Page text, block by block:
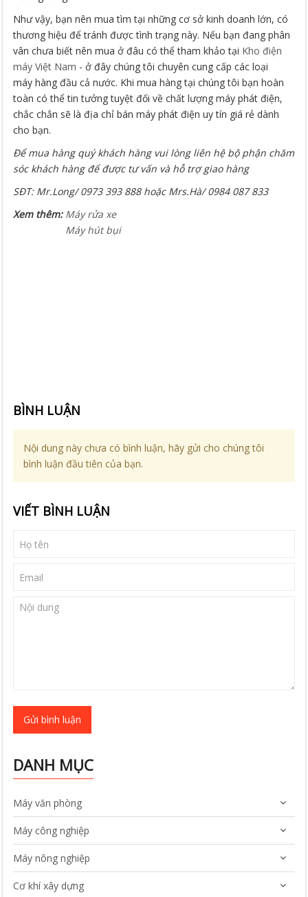
Như vậy, bạn nên mua tìm tại những cơ sở kinh doanh lớn, có
thương hiệu để tránh được tình trạng này. Nếu bạn đang phân
vân chưa biết nên mua ở đâu có thể tham khảo tại Kho điện
máy Việt Nam - ở đây chúng tôi chuyên cung cấp các loại
máy hàng đầu cả nước. Khi mua hàng tại chúng tôi bạn hoàn
toàn có thể tin tưởng tuyệt đối về chất lượng máy phát điện,
chắc chắn sẽ là địa chỉ bán máy phát điện uy tín giá rẻ dành
cho bạn.
Để mua hàng quý khách hàng vui lòng liên hệ bộ phận chăm
sóc khách hàng để được tư vấn và hỗ trợ giao hàng
SĐT: Mr.Long/ 0973 393 888 hoặc Mrs.Hà/ 0984 087 833
Xem thêm: Máy rửa xe
Máy hút bụi
BÌNH LUẬN
Nội dung này chưa có bình luận, hãy gửi cho chúng tôi
bình luận đầu tiên của bạn.
VIẾT BÌNH LUẬN
Gửi bình luận
DANH MỤC
Máy văn phòng
Máy công nghiệp
Máy nông nghiệp
Cơ khí xây dựng